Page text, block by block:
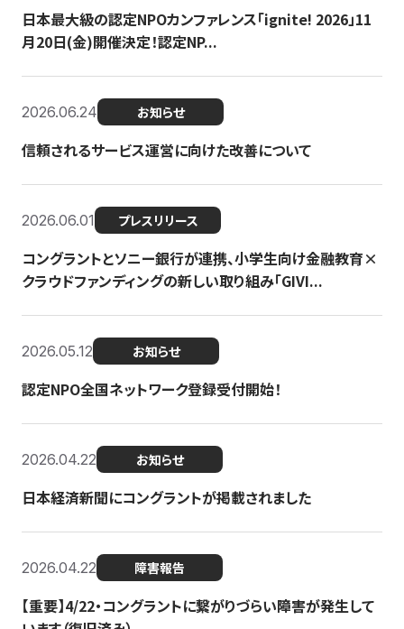
日本最大級の認定NPOカンファレンス「ignite! 2026」11
月20日(金)開催決定！認定NP...
2026.06.24 お知らせ
信頼されるサービス運営に向けた改善について
2026.06.01 プレスリリース
コングラントとソニー銀行が連携、小学生向け金融教育×
クラウドファンディングの新しい取り組み「GIVI...
2026.05.12 お知らせ
認定NPO全国ネットワーク登録受付開始！
2026.04.22 お知らせ
日本経済新聞にコングラントが掲載されました
2026.04.22 障害報告
【重要】4/22・コングラントに繋がりづらい障害が発生して